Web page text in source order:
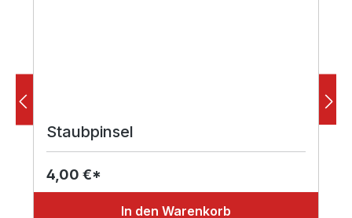
Staubpinsel
4,00 €*
In den Warenkorb